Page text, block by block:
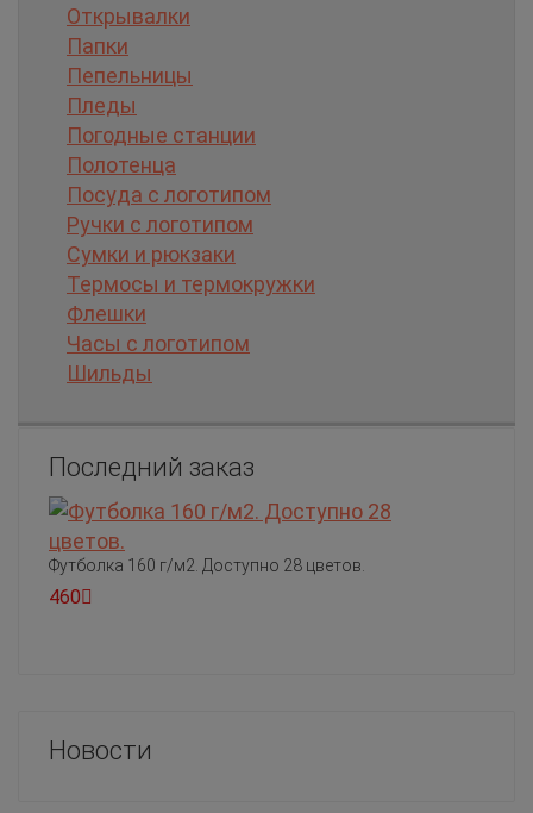
Открывалки
Папки
Пепельницы
Пледы
Погодные станции
Полотенца
Посуда с логотипом
Ручки с логотипом
Сумки и рюкзаки
Термосы и термокружки
Флешки
Часы с логотипом
Шильды
Последний заказ
Футболка 160 г/м2. Доступно 28 цветов.
460
Новости